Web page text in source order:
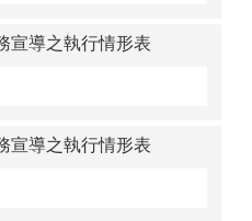
宣導之執行情形表
宣導之執行情形表